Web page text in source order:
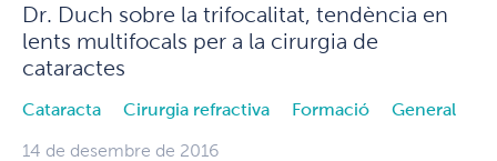
Dr. Duch sobre la trifocalitat, tendència en
lents multifocals per a la cirurgia de
cataractes
Cataracta Cirurgia refractiva Formació General
14 de desembre de 2016